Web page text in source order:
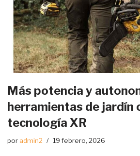
Más potencia y
herramientas de jardín
tecnología XR
por admin2 19 febrero, 2026